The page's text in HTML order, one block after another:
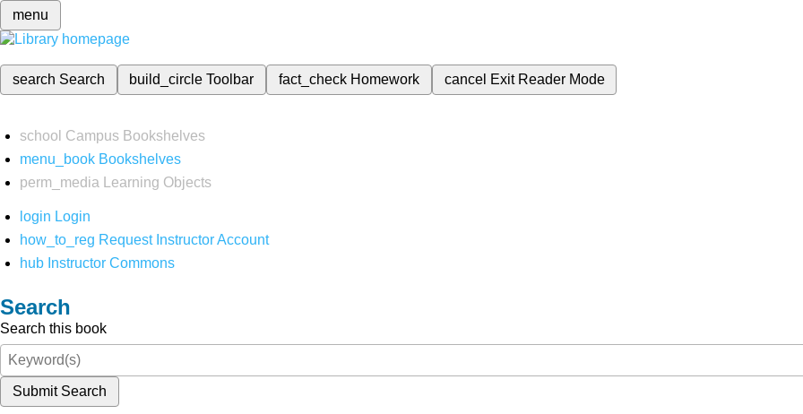
menu
search Search build_circleToolbar fact_check Homework cancel Exit Reader Mode
school Campus Bookshelves
menu_book Bookshelves
perm_media
Learning Objects
login Login
how_to_reg Request Instructor Account
hub Instructor Commons
Search
Search this book
Submit Search